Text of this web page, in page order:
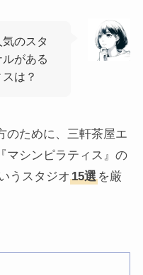
のスタ
がある
は？
のために、三軒茶屋エ
マシンピラティス』の
うスタジオ 15選を厳